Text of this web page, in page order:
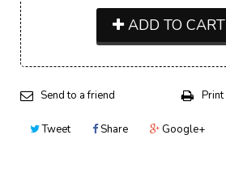
ADD TO CART
Send to a friend Print
Tweet Share Google+